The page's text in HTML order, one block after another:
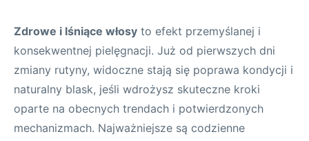
Zdrowe i lśniące włosy to efekt przemyślanej i
konsekwentnej pielęgnacji. Już od pierwszych dni
zmiany rutyny, widoczne stają się poprawa kondycji i
naturalny blask, jeśli wdrożysz skuteczne kroki
oparte na obecnych trendach i potwierdzonych
mechanizmach. Najważniejsze są codzienne